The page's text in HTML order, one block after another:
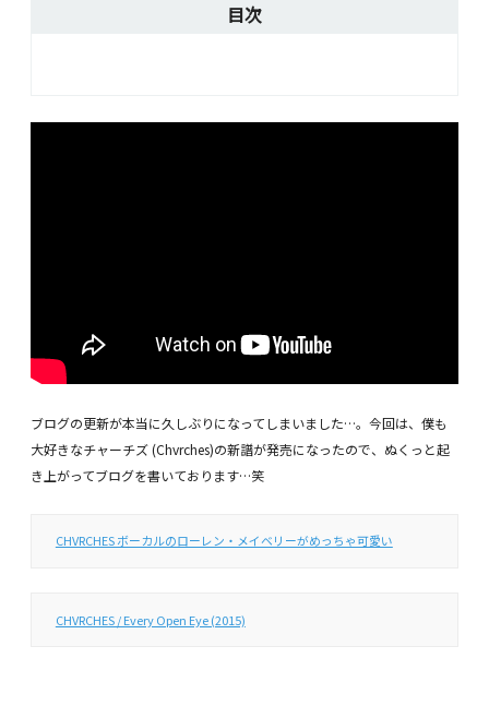
目次
ブログの更新が本当に久しぶりになってしまいました…。今回は、僕も
大好きなチャーチズ (Chvrches)の新譜が発売になったので、ぬくっと起
き上がってブログを書いております…笑
CHVRCHES ボーカルのローレン・メイベリーがめっちゃ可愛い
CHVRCHES / Every Open Eye (2015)